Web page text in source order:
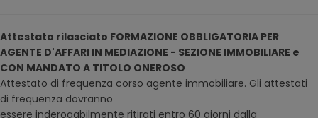
Attestato rilasciato FORMAZIONE OBBLIGATORIA PER
AGENTE D'AFFARI IN MEDIAZIONE - SEZIONE IMMOBILIARE e
CON MANDATO A TITOLO ONEROSO
Attestato di frequenza corso agente immobiliare. Gli attestati
di frequenza dovranno
essere inderogabilmente ritirati entro 60 giorni dalla